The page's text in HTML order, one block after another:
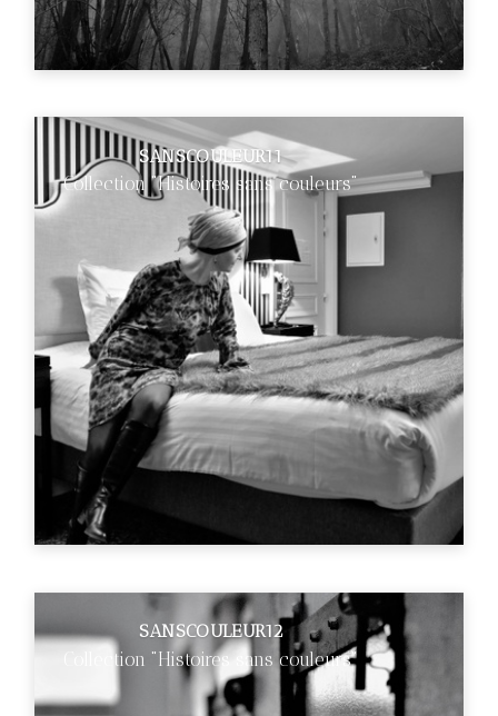
SANSCOULEUR11
Collection "Histoires sans couleurs"
€89
SANSCOULEUR12
Collection "Histoires sans couleurs"